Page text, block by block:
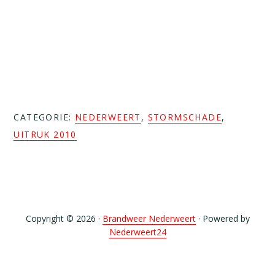
CATEGORIE: NEDERWEERT , STORMSCHADE,
UITRUK 2010
Copyright © 2026 · Brandweer Nederweert· Powered by
Nederweert24